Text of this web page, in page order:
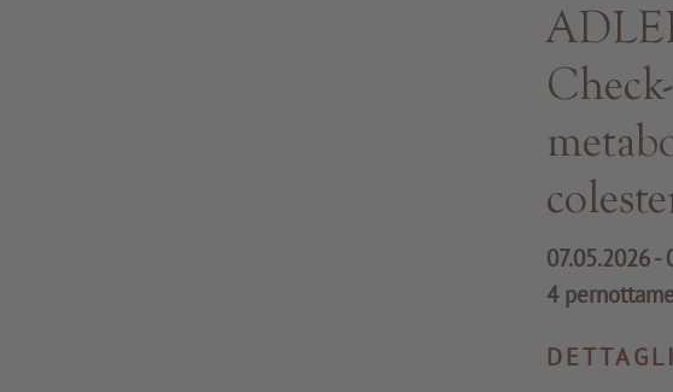
07.05.2026 -
4
DETTAGLI